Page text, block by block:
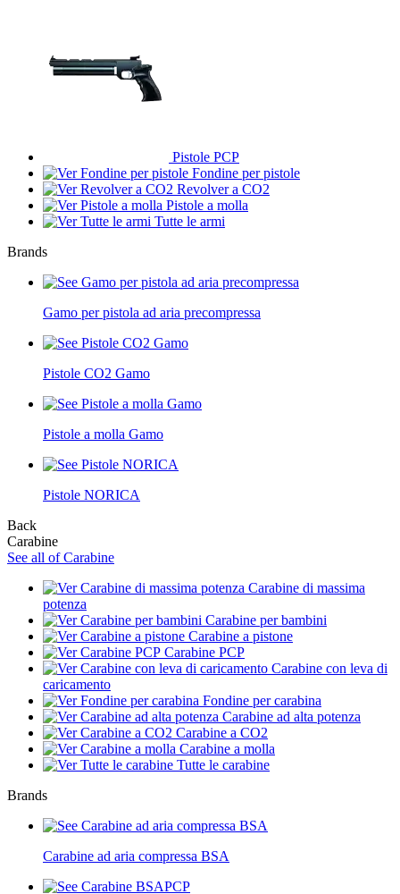
Pistole PCP
Fondine per pistole
Revolver a CO2
Pistole a molla
Tutte le armi
Brands
Gamo per pistola ad aria precompressa
Pistole CO2 Gamo
Pistole a molla Gamo
Pistole NORICA
Back
Carabine
See all of Carabine
Carabine di massima
potenza
Carabine per bambini
Carabine a pistone
Carabine PCP
Carabine con leva di
caricamento
Fondine per carabina
Carabine ad alta potenza
Carabine a CO2
Carabine a molla
Tutte le carabine
Brands
Carabine ad aria compressa BSA